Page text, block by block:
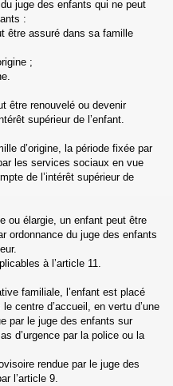
juge des enfants qui ne peut
:
être assuré dans sa famille
;
être renouvelé ou devenir
supérieur de l’enfant.
d’origine, la période fixée par
les services sociaux en vue
de l’intérêt supérieur de
ou élargie, un enfant peut être
ordonnance du juge des enfants
à l’article 11.
familiale, l’enfant est placé
centre d’accueil, en vertu d’une
par le juge des enfants sur
d’urgence par la police ou la
rendue par le juge des
l’article 9.